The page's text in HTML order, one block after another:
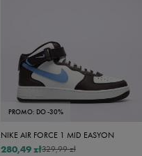
PROMO: DO -30%
NIKE AIR FORCE 1 MID EASYON
329,99 zł
280,49 zł